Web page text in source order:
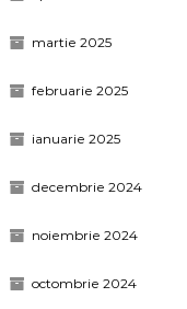
martie 2025
februarie 2025
ianuarie 2025
decembrie 2024
noiembrie 2024
octombrie 2024